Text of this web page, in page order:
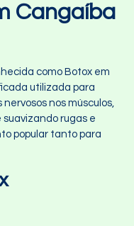
Cangaíba
como Botox em
utilizada para
nos músculos,
rugas e
popular tanto para